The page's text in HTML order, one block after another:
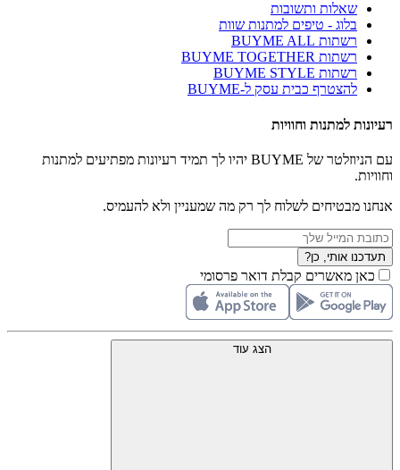
שאלות ותשובות
בלוג - טיפים למתנות שוות
רשתות BUYME ALL
רשתות BUYME TOGETHER
רשתות BUYME STYLE
להצטרף כבית עסק ל-BUYME
רעיונות למתנות וחוויות
עם הניוזלטר של BUYME יהיו לך תמיד רעיונות מפתיעים למתנות
וחוויות.
אנחנו מבטיחים לשלוח לך רק מה שמעניין ולא להעמיס.
תעדכנו אותי, כן?
כאן מאשרים קבלת דואר פרסומי
הצג עוד